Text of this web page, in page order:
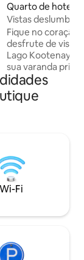
média de
Quarto de hotel ⋅
Vistas
Suíte com
Fique no coração
desfrute de
Lago Kootenay e
sua varanda
em estilo
conforto e
uma cama king
suíte e uma
equipada com
eletrodomésticos
todos
Wi-Fi